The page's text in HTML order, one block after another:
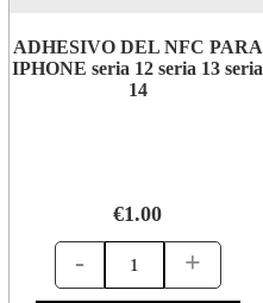
ADHESIVO DEL NFC PARA
IPHONE seria 12 seria 13 seria
14
€1.00
- +